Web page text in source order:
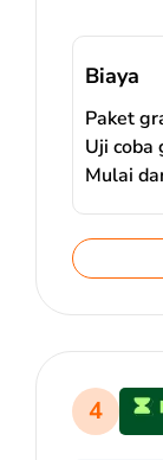
Biaya
Paket
Uji coba
Mulai
4